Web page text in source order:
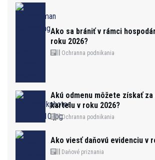
Ako sa brániť v rámci
roku 2026?
Ochranna podnikania
Akú odmenu môžete získať
kartelu v roku 2026?
Ochranna podnikania
Ako viesť daňovú evidenciu v
Daňové priznania